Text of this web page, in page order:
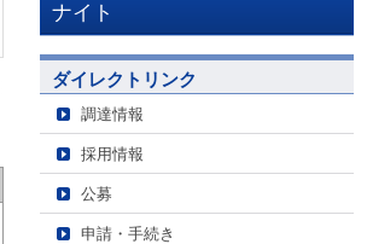
ナイト
ダイレクトリンク
調達情報
採用情報
公募
申請・手続き